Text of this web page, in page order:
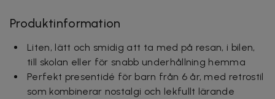
Produktinformation
Liten, lätt och smidig att ta med på resan, i bilen,
till skolan eller för snabb underhållning hemma
Perfekt presentidé för barn från 6 år, med retrostil
som kombinerar nostalgi och lekfullt lärande